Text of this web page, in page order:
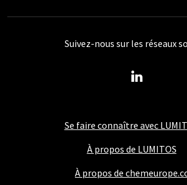
Se faire connaître avec
À propos de LUMITOS
À propos de
Suivez-nous sur les réseaux